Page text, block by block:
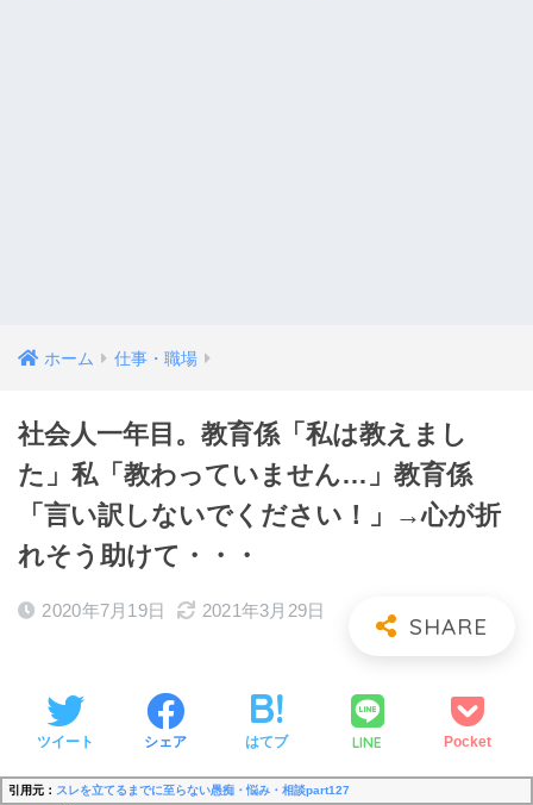
ホーム 仕事・職場
社会人一年目。教育係「私は教えまし
た」私「教わっていません…」教育係
「言い訳しないでください！」→心が折
れそう助けて・・・
2020年7月19日 2021年3月29日
ツイート シェア はてブ LINE Pocket
引用元： スレを立てるまでに至らない愚痴・悩み・相談part127